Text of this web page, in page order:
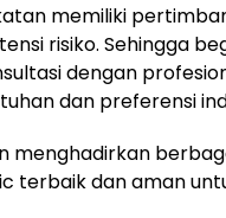
memiliki
risiko. Sehingga
dengan
dan preferensi
menghadirkan
terbaik dan aman